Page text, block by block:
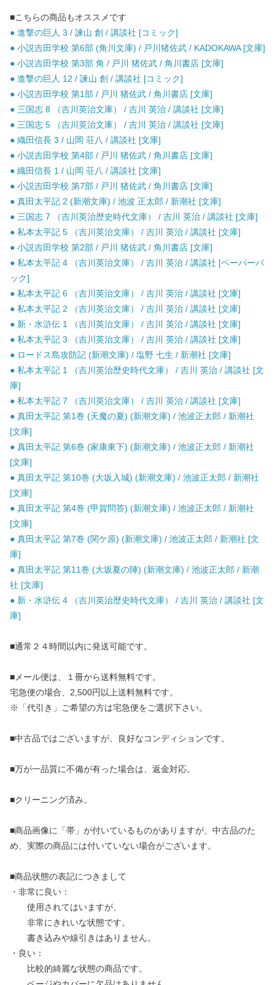
■こちらの商品もオススメです
● 進撃の巨人 3 / 諫山 創 / 講談社 [コミック]
● 小説吉田学校 第6部 (角川文庫) / 戸川猪佐武 / KADOKAWA [文庫]
● 小説吉田学校 第3部 角 / 戸川 猪佐武 / 角川書店 [文庫]
● 進撃の巨人 12 / 諫山 創 / 講談社 [コミック]
● 小説吉田学校 第1部 / 戸川 猪佐武 / 角川書店 [文庫]
● 三国志 8 （吉川英治文庫） / 吉川 英治 / 講談社 [文庫]
● 三国志 5 （吉川英治文庫） / 吉川 英治 / 講談社 [文庫]
● 織田信長 3 / 山岡 荘八 / 講談社 [文庫]
● 小説吉田学校 第4部 / 戸川 猪佐武 / 角川書店 [文庫]
● 織田信長 1 / 山岡 荘八 / 講談社 [文庫]
● 小説吉田学校 第7部 / 戸川 猪佐武 / 角川書店 [文庫]
● 真田太平記 2 (新潮文庫) / 池波 正太郎 / 新潮社 [文庫]
● 三国志 7 （吉川英治歴史時代文庫） / 吉川 英治 / 講談社 [文庫]
● 私本太平記 5 （吉川英治文庫） / 吉川 英治 / 講談社 [文庫]
● 小説吉田学校 第2部 / 戸川 猪佐武 / 角川書店 [文庫]
● 私本太平記 4 （吉川英治文庫） / 吉川 英治 / 講談社 [ペーパーバ
ック]
● 私本太平記 6 （吉川英治文庫） / 吉川 英治 / 講談社 [文庫]
● 私本太平記 2 （吉川英治文庫） / 吉川 英治 / 講談社 [文庫]
● 新・水滸伝 1 （吉川英治文庫） / 吉川 英治 / 講談社 [文庫]
● 私本太平記 3 （吉川英治文庫） / 吉川 英治 / 講談社 [文庫]
● ロードス島攻防記 (新潮文庫) / 塩野 七生 / 新潮社 [文庫]
● 私本太平記 1 （吉川英治歴史時代文庫） / 吉川 英治 / 講談社 [文
庫]
● 私本太平記 7 （吉川英治文庫） / 吉川 英治 / 講談社 [文庫]
● 真田太平記 第1巻 (天魔の夏) (新潮文庫) / 池波正太郎 / 新潮社
[文庫]
● 真田太平記 第6巻 (家康東下) (新潮文庫) / 池波正太郎 / 新潮社
[文庫]
● 真田太平記 第10巻 (大坂入城) (新潮文庫) / 池波正太郎 / 新潮社
[文庫]
● 真田太平記 第4巻 (甲賀問答) (新潮文庫) / 池波正太郎 / 新潮社
[文庫]
● 真田太平記 第7巻 (関ケ原) (新潮文庫) / 池波正太郎 / 新潮社 [文
庫]
● 真田太平記 第11巻 (大坂夏の陣) (新潮文庫) / 池波正太郎 / 新潮
社 [文庫]
● 新・水滸伝 4 （吉川英治歴史時代文庫） / 吉川 英治 / 講談社 [文
庫]
■通常２４時間以内に発送可能です。
■メール便は、１冊から送料無料です。
宅急便の場合、2,500円以上送料無料です。
※「代引き」ご希望の方は宅急便をご選択下さい。
■中古品ではございますが、良好なコンディションです。
■万が一品質に不備が有った場合は、返金対応。
■クリーニング済み。
■商品画像に「帯」が付いているものがありますが、中古品のた
め、実際の商品には付いていない場合がございます。
■商品状態の表記につきまして
・非常に良い：
使用されてはいますが、
非常にきれいな状態です。
書き込みや線引きはありません。
・良い：
比較的綺麗な状態の商品です。